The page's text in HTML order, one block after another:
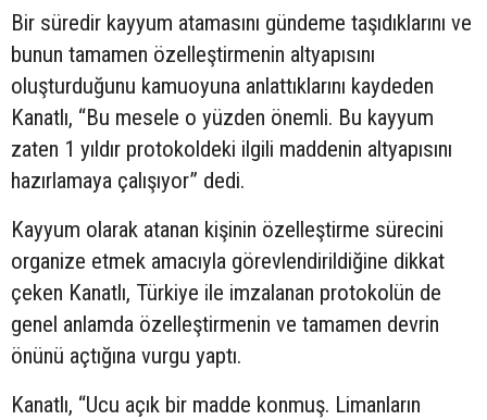
Bir süredir kayyum atamasını gündeme taşıdıklarını ve
bunun tamamen özelleştirmenin altyapısını
oluşturduğunu kamuoyuna anlattıklarını kaydeden
Kanatlı, “Bu mesele o yüzden önemli. Bu kayyum
zaten 1 yıldır protokoldeki ilgili maddenin altyapısını
hazırlamaya çalışıyor” dedi.
Kayyum olarak atanan kişinin özelleştirme sürecini
organize etmek amacıyla görevlendirildiğine dikkat
çeken Kanatlı, Türkiye ile imzalanan protokolün de
genel anlamda özelleştirmenin ve tamamen devrin
önünü açtığına vurgu yaptı.
Kanatlı, “Ucu açık bir madde konmuş. Limanların